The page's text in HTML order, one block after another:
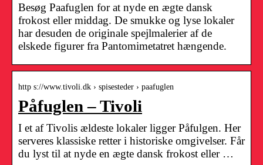
Besøg Paafuglen for at nyde en ægte dansk
frokost eller middag. De smukke og lyse lokaler
har desuden de originale spejlmalerier af de
elskede figurer fra Pantomimetatret hængende.
http s://www.tivoli.dk › spisesteder › paafuglen
Påfuglen – Tivoli
I et af Tivolis ældeste lokaler ligger Påfulgen. Her
serveres klassiske retter i historiske omgivelser. Får
du lyst til at nyde en ægte dansk frokost eller …